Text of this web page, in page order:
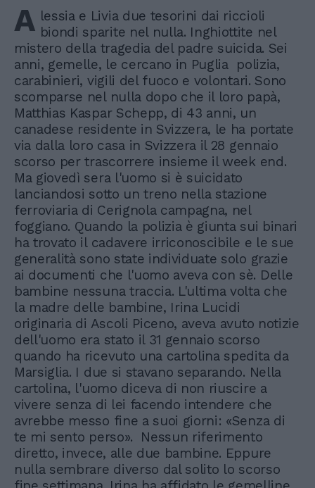
A lessia e Livia due tesorini dai riccioli
biondi sparite nel nulla. Inghiottite nel
mistero della tragedia del padre suicida. Sei
anni, gemelle, le cercano in Puglia polizia,
carabinieri, vigili del fuoco e volontari. Sono
scomparse nel nulla dopo che il loro papà,
Matthias Kaspar Schepp, di 43 anni, un
canadese residente in Svizzera, le ha portate
via dalla loro casa in Svizzera il 28 gennaio
scorso per trascorrere insieme il week end.
Ma giovedì sera l'uomo si è suicidato
lanciandosi sotto un treno nella stazione
ferroviaria di Cerignola campagna, nel
foggiano. Quando la polizia è giunta sui binari
ha trovato il cadavere irriconoscibile e le sue
generalità sono state individuate solo grazie
ai documenti che l'uomo aveva con sè. Delle
bambine nessuna traccia. L'ultima volta che
la madre delle bambine, Irina Lucidi
originaria di Ascoli Piceno, aveva avuto notizie
dell'uomo era stato il 31 gennaio scorso
quando ha ricevuto una cartolina spedita da
Marsiglia. I due si stavano separando. Nella
cartolina, l'uomo diceva di non riuscire a
vivere senza di lei facendo intendere che
avrebbe messo fine a suoi giorni: «Senza di
te mi sento perso». Nessun riferimento
diretto, invece, alle due bambine. Eppure
nulla sembrare diverso dal solito lo scorso